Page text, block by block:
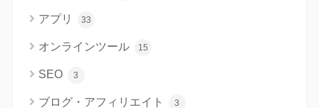
アプリ 33
オンラインツール 15
SEO 3
ブログ・アフィリエイト 3